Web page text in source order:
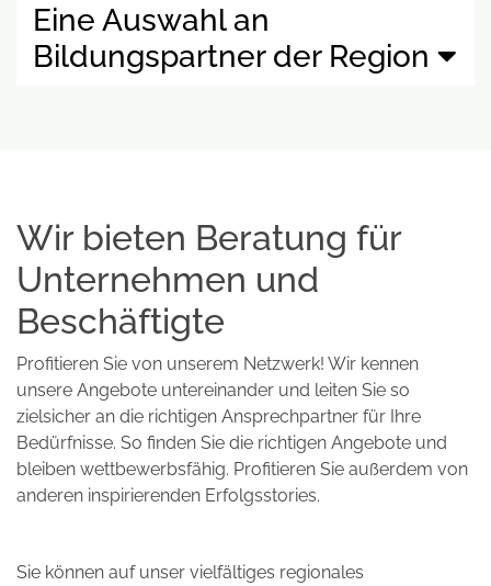
Eine Auswahl an
Bildungspartner der Region
Wir bieten Beratung für
Unternehmen und
Beschäftigte
Profitieren Sie von unserem Netzwerk! Wir kennen
unsere Angebote untereinander und leiten Sie so
zielsicher an die richtigen Ansprechpartner für Ihre
Bedürfnisse. So finden Sie die richtigen Angebote und
bleiben wettbewerbsfähig. Profitieren Sie außerdem von
anderen inspirierenden Erfolgsstories.
Sie können auf unser vielfältiges regionales